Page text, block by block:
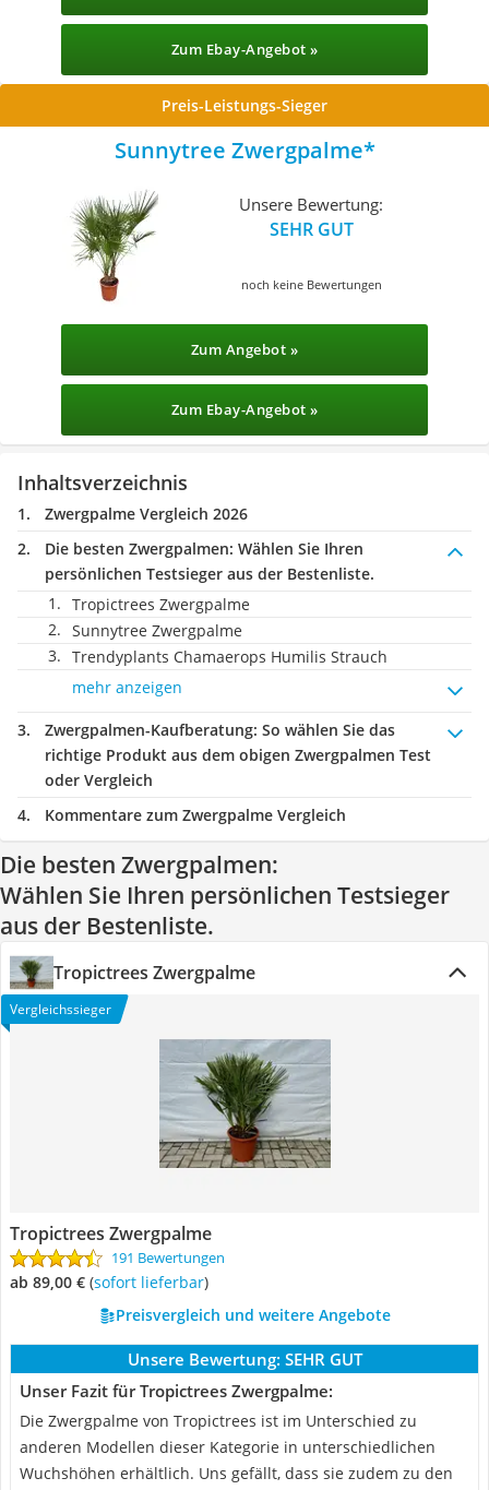
Zum Ebay-Angebot »
Preis-Leistungs-Sieger
Sunnytree Zwergpalme
Unsere Bewertung:
SEHR GUT
noch keine Bewertungen
Zum Angebot »
Zum Ebay-Angebot »
Inhaltsverzeichnis
Zwergpalme Vergleich 2026
Die besten Zwergpalmen: Wählen Sie Ihren
persönlichen Testsieger aus der Bestenliste.
Tropictrees Zwergpalme
Sunnytree Zwergpalme
Trendyplants Chamaerops Humilis Strauch
mehr anzeigen
Zwergpalmen-Kaufberatung: So wählen Sie das
richtige Produkt aus dem obigen Zwergpalmen Test
oder Vergleich
Kommentare zum Zwergpalme Vergleich
Die besten Zwergpalmen:
Wählen Sie Ihren persönlichen Testsieger
aus der Bestenliste.
Tropictrees Zwergpalme
Vergleichssieger
Tropictrees Zwergpalme
191 Bewertungen
ab 89,00 € ( Sofort lieferbar)
Preisvergleich und weitere Angebote
Unsere Bewertung: SEHR GUT
Unser Fazit für Tropictrees Zwergpalme:
Die Zwergpalme von Tropictrees ist im Unterschied zu
anderen Modellen dieser Kategorie in unterschiedlichen
Wuchshöhen erhältlich. Uns gefällt, dass sie zudem zu den